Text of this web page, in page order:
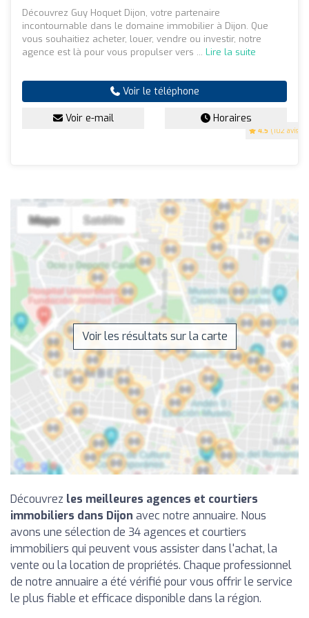
4.5 (102 avis)
Découvrez Guy Hoquet Dijon, votre partenaire
incontournable dans le domaine immobilier à Dijon. Que
vous souhaitiez acheter, louer, vendre ou investir, notre
agence est là pour vous propulser vers ... Lire la suite
Voir le téléphone
Voir e-mail Horaires
Voir les résultats sur la carte
Découvrez les meilleures agences et courtiers
immobiliers dans Dijon avec notre annuaire. Nous
avons une sélection de 34 agences et courtiers
immobiliers qui peuvent vous assister dans l'achat, la
vente ou la location de propriétés. Chaque professionnel
de notre annuaire a été vérifié pour vous offrir le service
le plus fiable et efficace disponible dans la région.